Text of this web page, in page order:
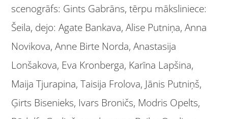
scenogrāfs: Gints Gabrāns, tērpu māksliniece:
Šeila, dejo: Agate Bankava, Alise Putniņa, Anna
Novikova, Anne Birte Norda, Anastasija
Lonšakova, Eva Kronberga, Karīna Lapšina,
Maija Tjurapina, Taisija Frolova, Jānis Putniņš,
Ģirts Bisenieks, Ivars Broničs, Modris Opelts,